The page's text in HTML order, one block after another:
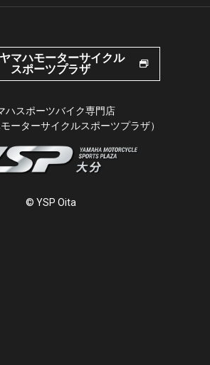
マハモーターサイクル
スポーツプラザ
ハスポーツバイク専門店
ーターサイクルスポーツプラザ）
© YSP Oita